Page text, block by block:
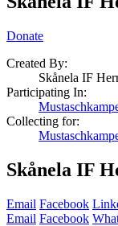
Donate
Created By:
Skånela IF
Participating In:
Collecting for:
Skånela IF
Email Facebook
Email Facebook